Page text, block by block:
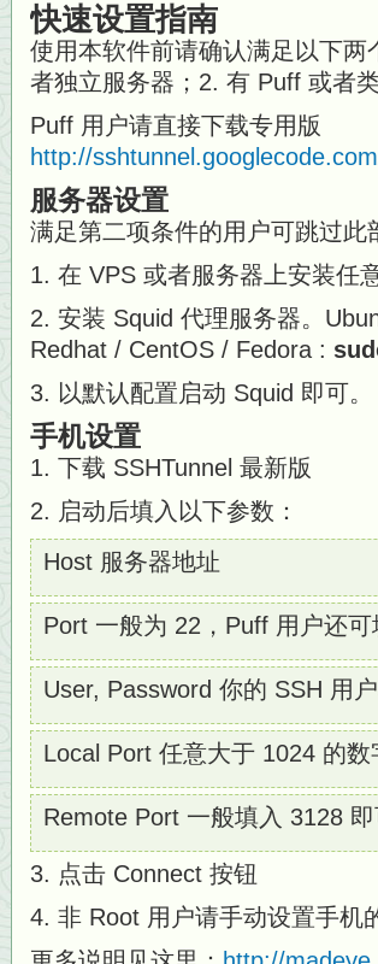
快速设置指南
使用本软件前请确认满足以下
者独立服务器；2. 有 Puff 或者
Puff 用户请直接下载专用版
http://
服务器设置
满足第二项条件的用户可跳过此
1. 在 VPS 或者服务器上安装任
2. 安装 Squid 代理服务器。
Redhat / CentOS / Fedora :
3. 以默认配置启动 Squid 即可。
手机设置
1. 下载 SSHTunnel 最新版
2. 启动后填入以下参数：
Host 服务器地址
Port 一般为 22，Puff 用户还可
User, Password 你的 SSH 用
Local Port 任意大于 1024 的
Remote Port 一般填入 3128
3. 点击 Connect 按钮
4. 非 Root 用户请手动设置手机